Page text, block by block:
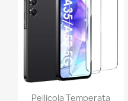
Pellicola Temperata